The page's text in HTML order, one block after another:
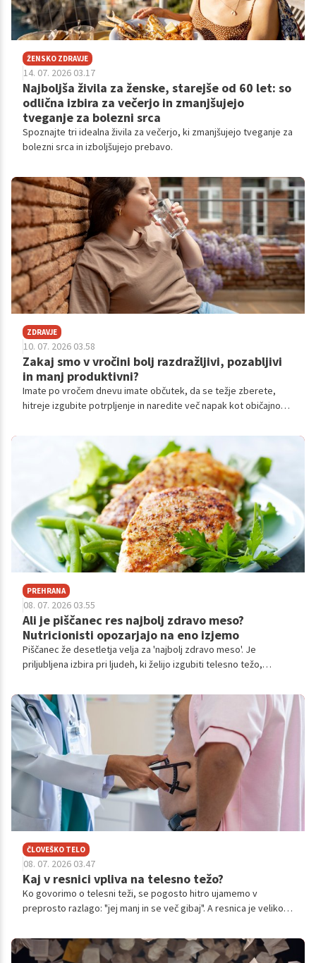
ŽENSKO ZDRAVJE
14. 07. 2026 03.17
Najboljša živila za ženske, starejše od 60 let: so
odlična izbira za večerjo in zmanjšujejo
tveganje za bolezni srca
Spoznajte tri idealna živila za večerjo, ki zmanjšujejo tveganje za
bolezni srca in izboljšujejo prebavo.
ZDRAVJE
10. 07. 2026 03.58
Zakaj smo v vročini bolj razdražljivi, pozabljivi
in manj produktivni?
Imate po vročem dnevu imate občutek, da se težje zberete,
hitreje izgubite potrpljenje in naredite več napak kot običajno?
ne vpliva le na telo, ampak tudi na naše možgane.
PREHRANA
08. 07. 2026 03.55
Ali je piščanec res najbolj zdravo meso?
Nutricionisti opozarjajo na eno izjemo
Piščanec že desetletja velja za 'najbolj zdravo meso'. Je
priljubljena izbira pri ljudeh, ki želijo izgubiti telesno težo,
prehrani.
ČLOVEŠKO TELO
08. 07. 2026 03.47
Kaj v resnici vpliva na telesno težo?
Ko govorimo o telesni teži, se pogosto hitro ujamemo v
preprosto razlago: "jej manj in se več gibaj". A resnica je veliko
bolezen, na katero vpliva preplet bioloških, psiholoških,
genetskih in okoljskih dejavnikov, ne zgolj osebna izbira ali